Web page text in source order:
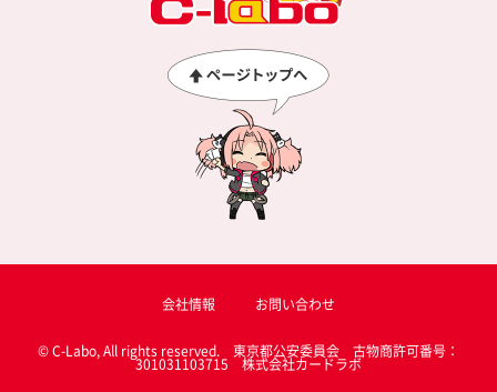
会社情報 お問い合わせ
© C-Labo, All rights reserved. 東京都公安委員会 古物商許可番号：
301031103715 株式会社カードラボ